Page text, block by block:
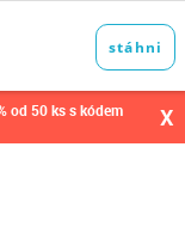
od 50 ks s kódem X